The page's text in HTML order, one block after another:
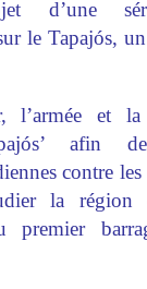
d’une
le Tapajós,
l’armée et
afin
contre
la région
premier